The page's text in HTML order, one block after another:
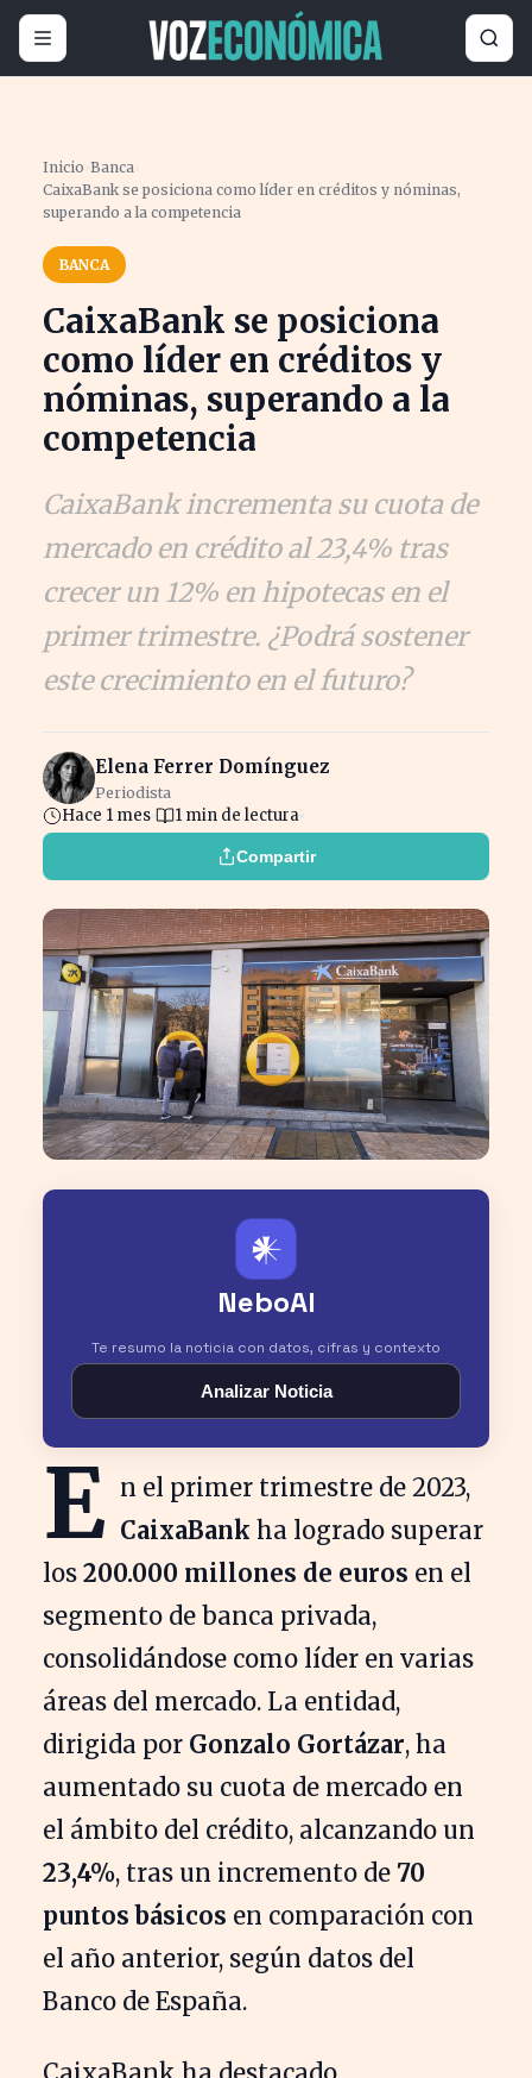
Inicio ›Banca›
CaixaBank se posiciona como líder en créditos y nóminas,
superando a la competencia
BANCA
CaixaBank se posiciona
como líder en créditos y
nóminas, superando a la
competencia
CaixaBank incrementa su cuota de
mercado en crédito al 23,4% tras
crecer un 12% en hipotecas en el
primer trimestre. ¿Podrá sostener
este crecimiento en el futuro?
Elena Ferrer Domínguez
Periodista
Hace 1 mes 1 min de lectura
Compartir
𒀭
NeboAI
Te resumo la noticia con datos, cifras y contexto
Analizar Noticia
E n el primer trimestre de 2023,
CaixaBank ha logrado superar
los 200.000 millones de euros en el
segmento de banca privada,
consolidándose como líder en varias
áreas del mercado. La entidad,
dirigida por Gonzalo Gortázar, ha
aumentado su cuota de mercado en
el ámbito del crédito, alcanzando un
23,4%, tras un incremento de 70
puntos básicos en comparación con
el año anterior, según datos del
Banco de España.